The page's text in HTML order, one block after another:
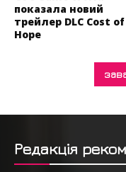
показала новий
трейлер DLC Cost of
Hope
Редакція